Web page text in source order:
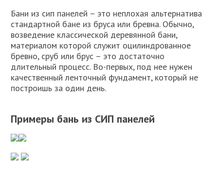
Бани из сип панелей – это неплохая альтернатива
стандартной бане из бруса или бревна. Обычно,
возведение классической деревянной бани,
материалом которой служит оцилиндрованное
бревно, сруб или брус – это достаточно
длительный процесс. Во-первых, под нее нужен
качественный ленточный фундамент, который не
построишь за один день.
Примеры бань из СИП панелей